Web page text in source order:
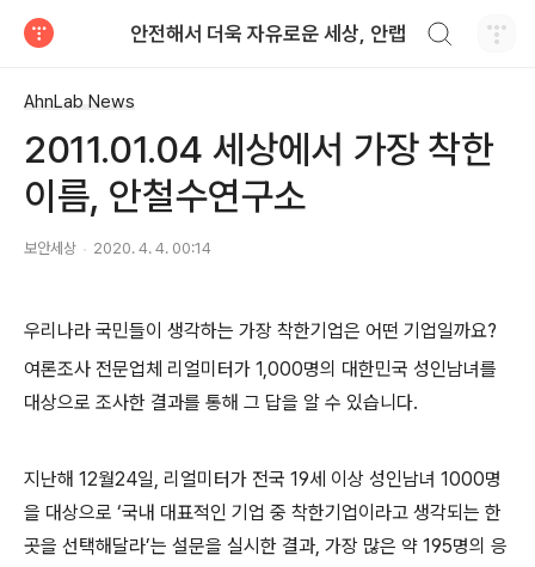
안전해서 더욱 자유로운 세상, 안랩
AhnLab News
2011.01.04 세상에서 가장 착한
이름, 안철수연구소
보안세상 2020. 4. 4. 00:14
우리나라 국민들이 생각하는 가장 착한기업은 어떤 기업일까요?
여론조사 전문업체 리얼미터가 1,000명의 대한민국 성인남녀를
대상으로 조사한 결과를 통해 그 답을 알 수 있습니다.
지난해 12월24일, 리얼미터가 전국 19세 이상 성인남녀 1000명
을 대상으로 ‘국내 대표적인 기업 중 착한기업이라고 생각되는 한
곳을 선택해달라’는 설문을 실시한 결과, 가장 많은 약 195명의 응